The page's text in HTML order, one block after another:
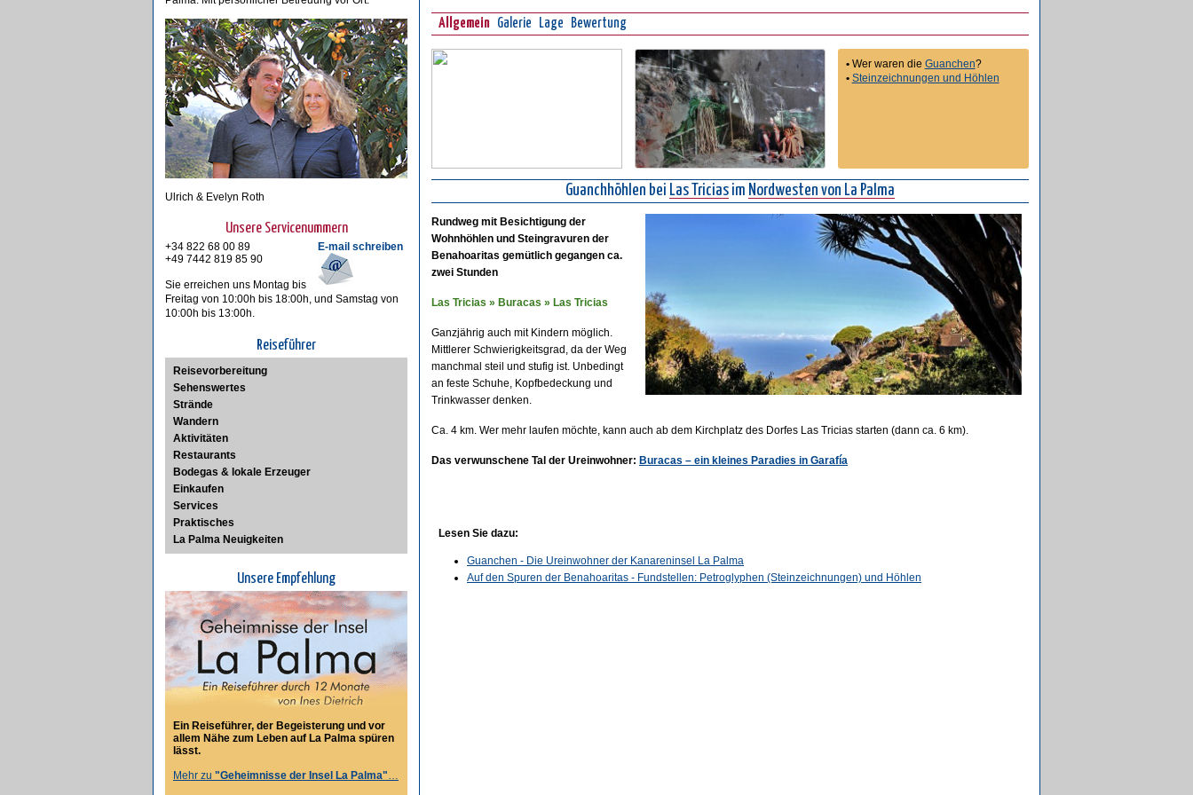
Allgemein Galerie Lage Bewertung
• Wer waren die Guanchen?
• Steinzeichnungen und Höhlen
Guanchhöhlen bei Las Tricias im Nordwesten von La Palma
Rundweg mit Besichtigung der
Wohnhöhlen und Steingravuren der
Benahoaritas gemütlich gegangen ca.
zwei Stunden
Las Tricias » Buracas » Las Tricias
Ganzjährig auch mit Kindern möglich.
Mittlerer Schwierigkeitsgrad, da der Weg
manchmal steil und stufig ist. Unbedingt
an feste Schuhe, Kopfbedeckung und
Trinkwasser denken.
Ca. 4 km. Wer mehr laufen möchte, kann auch ab dem Kirchplatz des Dorfes Las Tricias starten (dann ca. 6 km).
Das verwunschene Tal der Ureinwohner: Buracas – ein kleines Paradies in Garafía
Lesen Sie dazu:
Guanchen - Die Ureinwohner der Kanareninsel La Palma
Auf den Spuren der Benahoaritas - Fundstellen: Petroglyphen (Steinzeichnungen) und Höhlen
Ulrich & Evelyn Roth
Unsere Servicenummern
E-mail schreiben
+34 822 68 00 89
+49 7442 819 85 90
Sie erreichen uns Montag bis
Freitag von 10:00h bis 18:00h, und Samstag von
10:00h bis 13:00h.
Reiseführer
Reisevorbereitung
Sehenswertes
Strände
Wandern
Aktivitäten
Restaurants
Bodegas & lokale Erzeuger
Einkaufen
Services
Praktisches
La Palma Neuigkeiten
Unsere Empfehlung
Ein Reiseführer, der Begeisterung und vor
allem Nähe zum Leben auf La Palma spüren
lässt.
Mehr zu "Geheimnisse der Insel La Palma"…